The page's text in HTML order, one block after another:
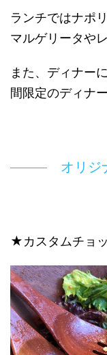
ランチではナポ
マルゲリータや
また、ディナー
間限定のディナ
オリジ
★カスタムチョ